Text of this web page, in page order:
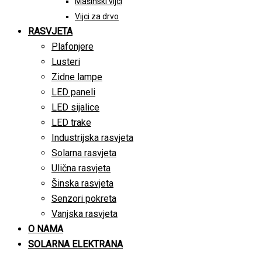
Vijci za drvo
RASVJETA
Plafonjere
Lusteri
Zidne lampe
LED paneli
LED sijalice
LED trake
Industrijska rasvjeta
Solarna rasvjeta
Ulična rasvjeta
Šinska rasvjeta
Senzori pokreta
Vanjska rasvjeta
O NAMA
SOLARNA ELEKTRANA